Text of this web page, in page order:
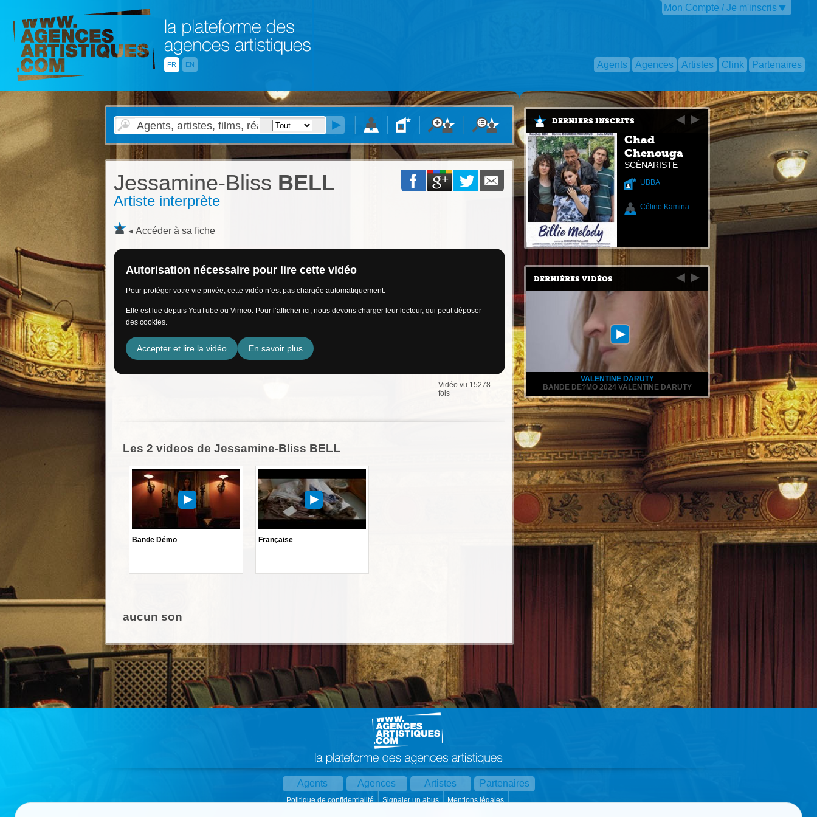
FR EN
Mon Compte / Je m'inscris
Agents Agences Artistes Clink Partenaires
Jessamine-Bliss BELL
Artiste interprète
Accéder à sa fiche
Autorisation nécessaire pour lire cette vidéo
Pour protéger votre vie privée, cette vidéo n’est pas chargée automatiquement.
Elle est lue depuis YouTube ou Vimeo. Pour l’afficher ici, nous devons charger leur lecteur, qui peut déposer
des cookies.
Accepter et lire la vidéo En savoir plus
Vidéo vu 15278
fois
Les 2 videos de Jessamine-Bliss BELL
Bande Démo Française
aucun son
DERNIERS INSCRITS
Chad
Chenouga
SCÉNARISTE
UBBA
Céline Kamina
DERNIÈRES VIDÉOS
VALENTINE DARUTY
BANDE DE?MO 2024 VALENTINE DARUTY
Agents Agences Artistes Partenaires
Politique de confidentialité Signaler un abus
Mentions légales